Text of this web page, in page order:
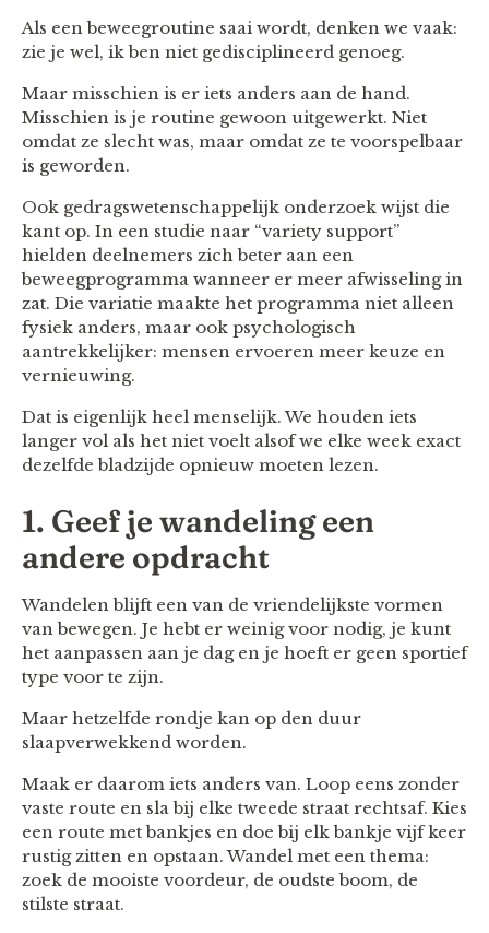
Als een beweegroutine saai wordt, denken we vaak:
zie je wel, ik ben niet gedisciplineerd genoeg.
Maar misschien is er iets anders aan de hand.
Misschien is je routine gewoon uitgewerkt. Niet
omdat ze slecht was, maar omdat ze te voorspelbaar
is geworden.
Ook gedragswetenschappelijk onderzoek wijst die
kant op. In een studie naar “variety support”
hielden deelnemers zich beter aan een
beweegprogramma wanneer er meer afwisseling in
zat. Die variatie maakte het programma niet alleen
fysiek anders, maar ook psychologisch
aantrekkelijker: mensen ervoeren meer keuze en
vernieuwing.
Dat is eigenlijk heel menselijk. We houden iets
langer vol als het niet voelt alsof we elke week exact
dezelfde bladzijde opnieuw moeten lezen.
1. Geef je wandeling een
andere opdracht
Wandelen blijft een van de vriendelijkste vormen
van bewegen. Je hebt er weinig voor nodig, je kunt
het aanpassen aan je dag en je hoeft er geen sportief
type voor te zijn.
Maar hetzelfde rondje kan op den duur
slaapverwekkend worden.
Maak er daarom iets anders van. Loop eens zonder
vaste route en sla bij elke tweede straat rechtsaf. Kies
een route met bankjes en doe bij elk bankje vijf keer
rustig zitten en opstaan. Wandel met een thema:
zoek de mooiste voordeur, de oudste boom, de
stilste straat.